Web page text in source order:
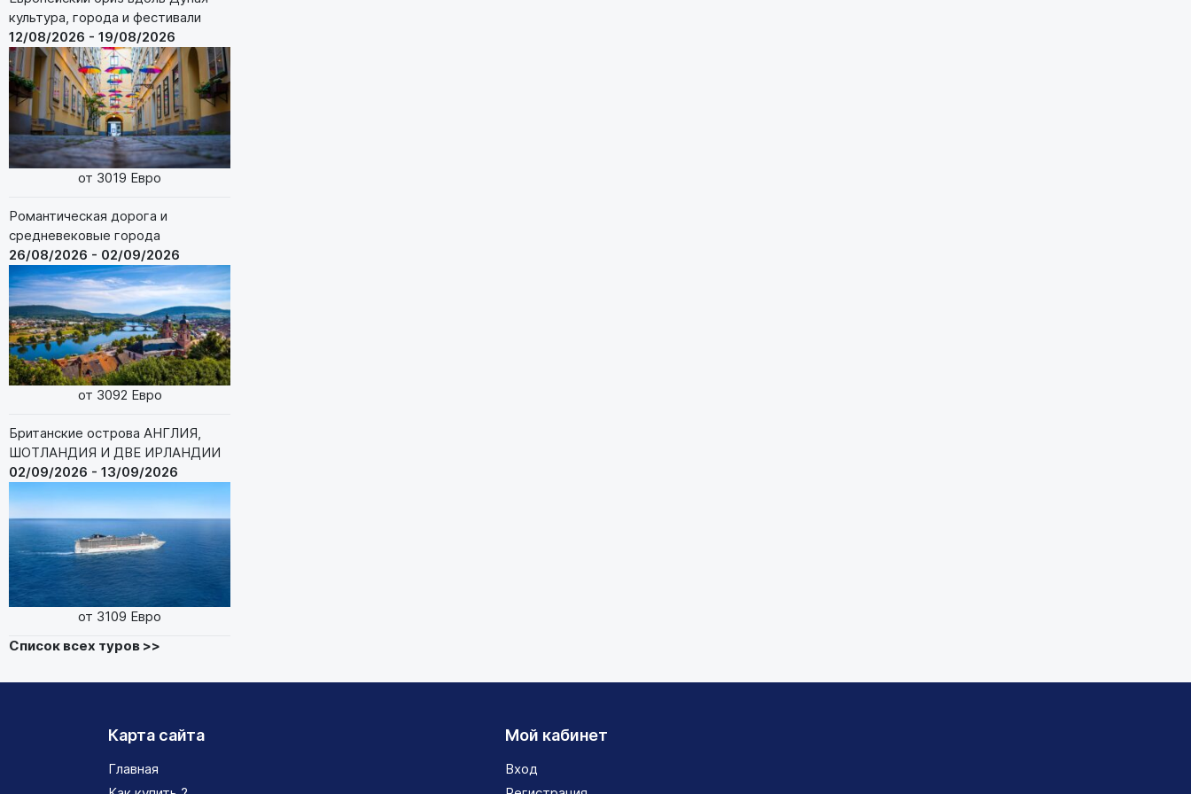
культура, города и фестивали
12/08/2026 - 19/08/2026
от 3019 Евро
Романтическая дорога и
средневековые города
26/08/2026 - 02/09/2026
от 3092 Евро
Британские острова АНГЛИЯ,
ШОТЛАНДИЯ И ДВЕ ИРЛАНДИИ
02/09/2026 - 13/09/2026
от 3109 Евро
Список всех туров >>
Карта сайта
Главная
Мой кабинет
Вход